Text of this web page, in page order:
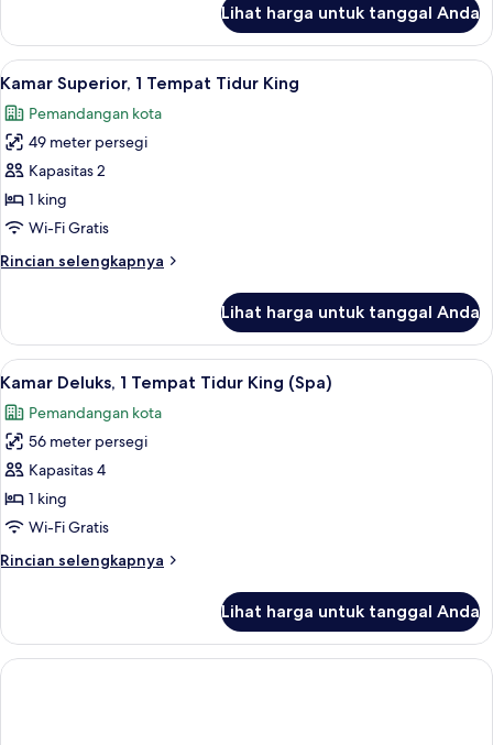
Suite
Deluks,
2
tidur,
pemandangan
Lihat harga untuk tanggal Anda
Lihat
semua
foto
untuk
Kamar
Superior,
1
Tidur
Seprai premium, selimut bulu
2
Kamar Superior, 1 Tempat Tidur King
Pemandangan kota
49 meter persegi
Kapasitas 2
1 king
Wi-Fi Gratis
Rincian selengkapnya
Rincian
Kamar
Superior,
1
Tidur
King
Lihat harga untuk tanggal Anda
Lihat
semua
foto
untuk
Kamar
Deluks,
1
Tidur
Seprai premium, selimut bulu
3
Kamar Deluks, 1 Tempat Tidur King (Spa)
Pemandangan kota
56 meter persegi
Kapasitas 4
1 king
Wi-Fi Gratis
Rincian selengkapnya
Rincian
Kamar
Deluks,
1
Lihat harga untuk tanggal Anda